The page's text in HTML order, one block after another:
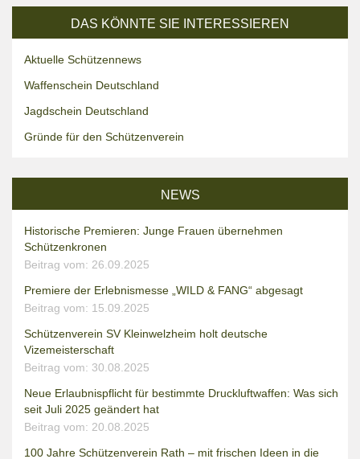
DAS KÖNNTE SIE INTERESSIEREN
Aktuelle Schützennews
Waffenschein Deutschland
Jagdschein Deutschland
Gründe für den Schützenverein
NEWS
Historische Premieren: Junge Frauen übernehmen
Schützenkronen
Beitrag vom: 26.09.2025
Premiere der Erlebnismesse „WILD & FANG“ abgesagt
Beitrag vom: 15.09.2025
Schützenverein SV Kleinwelzheim holt deutsche
Vizemeisterschaft
Beitrag vom: 30.08.2025
Neue Erlaubnispflicht für bestimmte Druckluftwaffen: Was sich
seit Juli 2025 geändert hat
Beitrag vom: 20.08.2025
100 Jahre Schützenverein Rath – mit frischen Ideen in die